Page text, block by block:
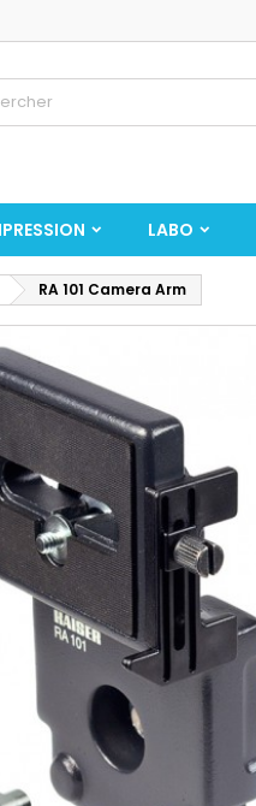
LABO
RA 101 Camera Arm